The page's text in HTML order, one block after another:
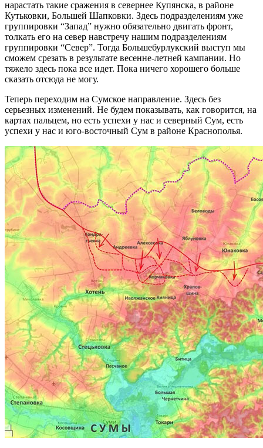
нарастать такие сражения в севернее Купянска, в районе
Кутьковки, Большей Шапковки. Здесь подразделениям уже
группировки “Запад” нужно обязательно двигать фронт,
толкать его на север навстречу нашим подразделениям
группировки “Север”. Тогда Большебурлукский выступ мы
сможем срезать в результате весенне-летней кампании. Но
тяжело здесь пока все идет. Пока ничего хорошего больше
сказать отсюда не могу.
Теперь переходим на Сумское направление. Здесь без
серьезных изменений. Не будем показывать, как говорится, на
картах пальцем, но есть успехи у нас и северный Сум, есть
успехи у нас и юго-восточный Сум в районе Краснополья.